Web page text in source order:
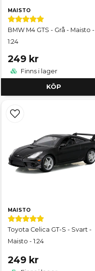
MAISTO
BMW M4 GTS - Grå - Maisto -
1:24
249 kr
Finns i lager
KÖP
MAISTO
Toyota Celica GT-S - Svart -
Maisto - 1:24
249 kr